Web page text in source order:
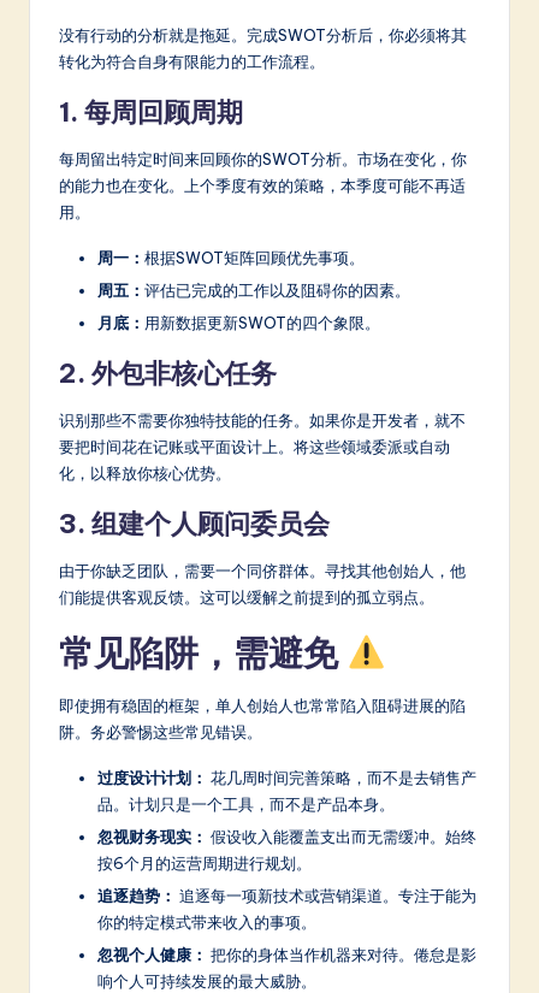
没有行动的分析就是拖延。完成SWOT分析后，你必须将其
转化为符合自身有限能力的工作流程。
1. 每周回顾周期
每周留出特定时间来回顾你的SWOT分析。市场在变化，你
的能力也在变化。上个季度有效的策略，本季度可能不再适
用。
周一： 根据SWOT矩阵回顾优先事项。
周五： 评估已完成的工作以及阻碍你的因素。
月底： 用新数据更新SWOT的四个象限。
2. 外包非核心任务
识别那些不需要你独特技能的任务。如果你是开发者，就不
要把时间花在记账或平面设计上。将这些领域委派或自动
化，以释放你核心优势。
3. 组建个人顾问委员会
由于你缺乏团队，需要一个同侪群体。寻找其他创始人，他
们能提供客观反馈。这可以缓解之前提到的孤立弱点。
常见陷阱，需避免
即使拥有稳固的框架，单人创始人也常常陷入阻碍进展的陷
阱。务必警惕这些常见错误。
过度设计计划： 花几周时间完善策略，而不是去销售产
品。计划只是一个工具，而不是产品本身。
忽视财务现实： 假设收入能覆盖支出而无需缓冲。始终
按6个月的运营周期进行规划。
追逐趋势： 追逐每一项新技术或营销渠道。专注于能为
你的特定模式带来收入的事项。
忽视个人健康： 把你的身体当作机器来对待。倦怠是影
响个人可持续发展的最大威胁。